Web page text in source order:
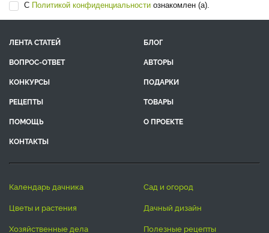
С Политикой конфиденциальности ознакомлен (а).
ЛЕНТА СТАТЕЙ
БЛОГ
ВОПРОС-ОТВЕТ
АВТОРЫ
КОНКУРСЫ
ПОДАРКИ
РЕЦЕПТЫ
ТОВАРЫ
ПОМОЩЬ
О ПРОЕКТЕ
КОНТАКТЫ
календарь дачника
сад и огород
цветы и растения
дачный дизайн
хозяйственные дела
полезные рецепты